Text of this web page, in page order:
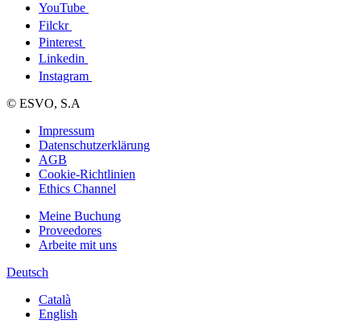
YouTube
Filckr
Pinterest
Linkedin
Instagram
© ESVO, S.A
Impressum
Datenschutzerklärung
AGB
Cookie-Richtlinien
Ethics Channel
Meine Buchung
Proveedores
Arbeite mit uns
Deutsch
Català
English